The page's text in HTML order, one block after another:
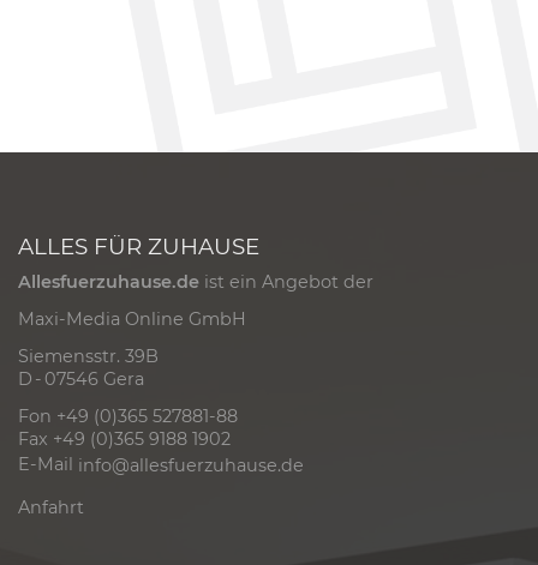
ALLES FÜR ZUHAUSE
Allesfuerzuhause.de ist ein Angebot der
Maxi-Media Online GmbH
Siemensstr. 39B
D - 07546 Gera
Fon +49 (0)365 527881-88
Fax +49 (0)365 9188 1902
E-Mail info@allesfuerzuhause.de
Anfahrt